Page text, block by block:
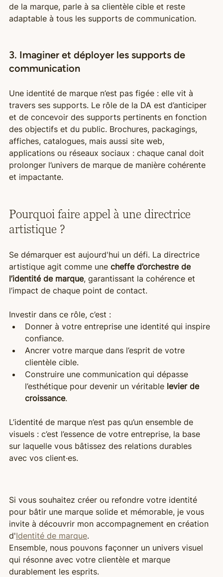
de la marque, parle à sa clientèle cible et reste
adaptable à tous les supports de communication.
3. Imaginer et déployer les supports de
communication
Une identité de marque n’est pas figée : elle vit à
travers ses supports. Le rôle de la DA est d’anticiper
et de concevoir des supports pertinents en fonction
des objectifs et du public. Brochures, packagings,
affiches, catalogues, mais aussi site web,
applications ou réseaux sociaux : chaque canal doit
prolonger l’univers de marque de manière cohérente
et impactante.
Pourquoi faire appel à une directrice
artistique ?
Se démarquer est aujourd'hui un défi. La directrice
artistique agit comme une cheffe d’orchestre de
l’identité de marque, garantissant la cohérence et
l’impact de chaque point de contact.
Investir dans ce rôle, c’est :
Donner à votre entreprise une identité qui inspire
confiance.
Ancrer votre marque dans l’esprit de votre
clientèle cible.
Construire une communication qui dépasse
l’esthétique pour devenir un véritable levier de
croissance.
L’identité de marque n’est pas qu’un ensemble de
visuels : c’est l’essence de votre entreprise, la base
sur laquelle vous bâtissez des relations durables
avec vos client·es.
Si vous souhaitez créer ou refondre votre identité
pour bâtir une marque solide et mémorable, je vous
invite à découvrir mon accompagnement en création
d'Identité de marque.
Ensemble, nous pouvons façonner un univers visuel
qui résonne avec votre clientèle et marque
durablement les esprits.